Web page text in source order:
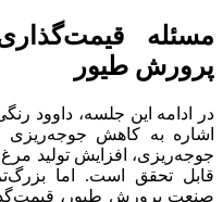
مسئله
پرورش طیور
در ادامه این جلسه، داوود
اشاره به کاهش
جوجه‌ریزی، افزایش تولید
قابل تحقق است. اما
صنعت پرورش طیور،